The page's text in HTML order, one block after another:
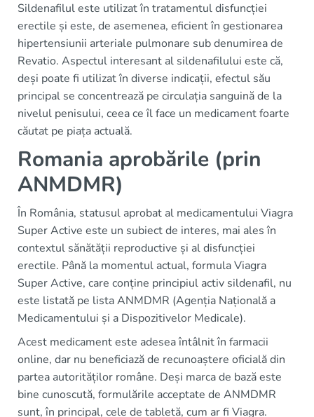
Sildenafilul este utilizat în tratamentul disfuncției
erectile și este, de asemenea, eficient în gestionarea
hipertensiunii arteriale pulmonare sub denumirea de
Revatio. Aspectul interesant al sildenafilului este că,
deși poate fi utilizat în diverse indicații, efectul său
principal se concentrează pe circulația sanguină de la
nivelul penisului, ceea ce îl face un medicament foarte
căutat pe piața actuală.
Romania aprobările (prin
ANMDMR)
În România, statusul aprobat al medicamentului Viagra
Super Active este un subiect de interes, mai ales în
contextul sănătății reproductive și al disfuncției
erectile. Până la momentul actual, formula Viagra
Super Active, care conține principiul activ sildenafil, nu
este listată pe lista ANMDMR (Agenția Națională a
Medicamentului și a Dispozitivelor Medicale).
Acest medicament este adesea întâlnit în farmacii
online, dar nu beneficiază de recunoaștere oficială din
partea autorităților române. Deși marca de bază este
bine cunoscută, formulările acceptate de ANMDMR
sunt, în principal, cele de tabletă, cum ar fi Viagra.